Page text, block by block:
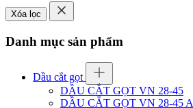
Xóa lọc
Danh mục sản phẩm
Dầu cắt gọt
DẦU CẮT GỌT VN 28-45
DẦU CẮT GỌT VN 28-45 A